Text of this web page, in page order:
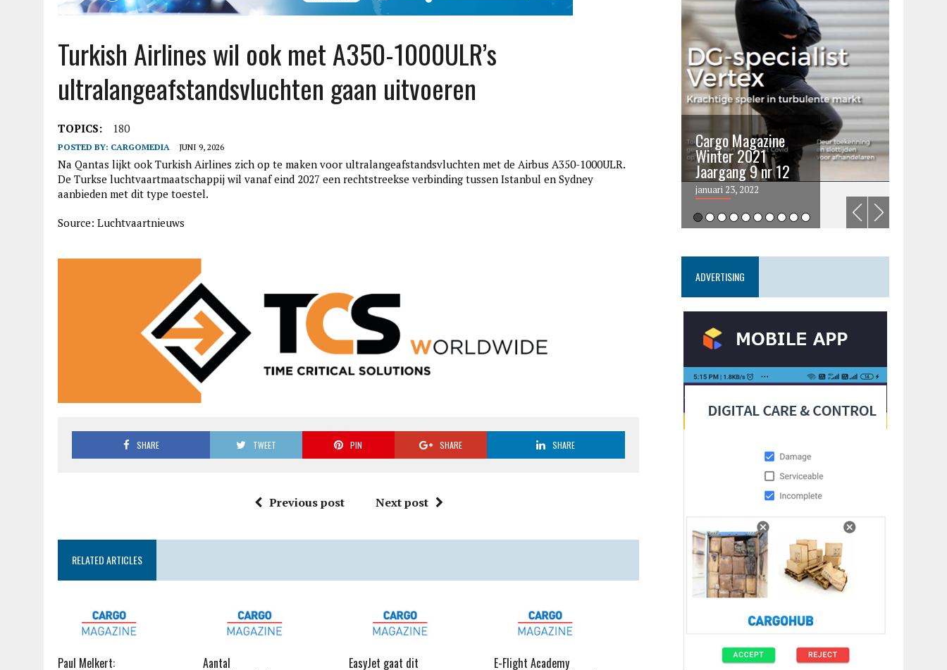
Turkish Airlines wil ook met A350-1000ULR’s
ultralangeafstandsvluchten gaan uitvoeren
TOPICS: 180
POSTED BY: CARGOMEDIA JUNI 9, 2026
Na Qantas lijkt ook Turkish Airlines zich op te maken voor ultralangeafstandsvluchten met de Airbus A350-1000ULR.
De Turkse luchtvaartmaatschappij wil vanaf eind 2027 een rechtstreekse verbinding tussen Istanbul en Sydney
aanbieden met dit type toestel.
Source: Luchtvaartnieuws
SHARE TWEET PIN SHARE SHARE
Previous post Next post
RELATED ARTICLES
Paul Melkert:
Aantal
EasyJet gaat dit
E-Flight Academy
edition3
Cargo Magazine
Winter 2021
Jaargang 9 nr 12
januari 23, 2022
ADVERTISING